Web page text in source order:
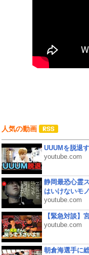
人気の動画
UUUMを脱退
youtube.com
静岡最恐心霊
はいけないモ
youtube.com
【緊急対談】
youtube.com
朝倉海選手に